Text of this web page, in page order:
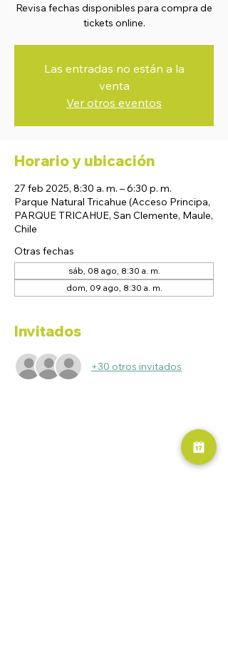
Revisa fechas disponibles para compra de
tickets online.
Las entradas no están a la
venta
Ver otros eventos
Horario y ubicación
27 feb 2025, 8:30 a. m. – 6:30 p. m.
Parque Natural Tricahue (Acceso Principa,
PARQUE TRICAHUE, San Clemente, Maule,
Chile
Otras fechas
sáb, 08 ago, 8:30 a. m.
dom, 09 ago, 8:30 a. m.
Invitados
+30 otros invitados